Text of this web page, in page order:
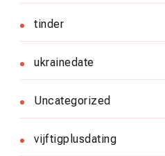
tinder
ukrainedate
Uncategorized
vijftigplusdating